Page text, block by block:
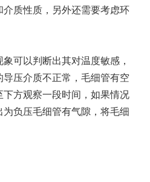
质性质，另外还需要考虑环
可以判断出其对温度敏感，
压介质不正常，毛细管有空
方观察一段时间，如果情况
负压毛细管有气隙，将毛细